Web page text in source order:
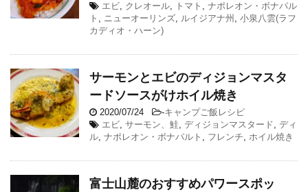
エビ, クレオール, トマト , ナポレオン・ボナパル
ト , ニューオーリンズ, ルイジアナ州 , 小泉八雲(ラフ
カディオ・ハーン)
サーモンとエビのディジョンマスタ
ードソースがけホイル焼き
2020/07/24 -キャンプご飯レシピ
エビ, サーモン、鮭, ディジョンマスタード, ディ
ル, ナポレオン・ボナパルト , フレンチ, ホイル焼き
富士山麓のおすすめパワースポッ